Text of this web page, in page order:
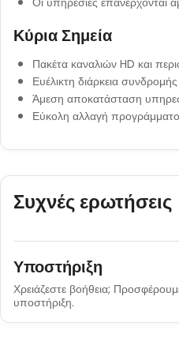
Κύρια Σημεία
Πακέτα καναλιών HD και
Ευέλικτη διάρκεια συνδρομής
Άμεση αποκατάσταση
Εύκολη αλλαγή
Συχνές ερωτήσεις
Υποστήριξη
Χρειάζεστε βοήθεια;
υποστήριξη.